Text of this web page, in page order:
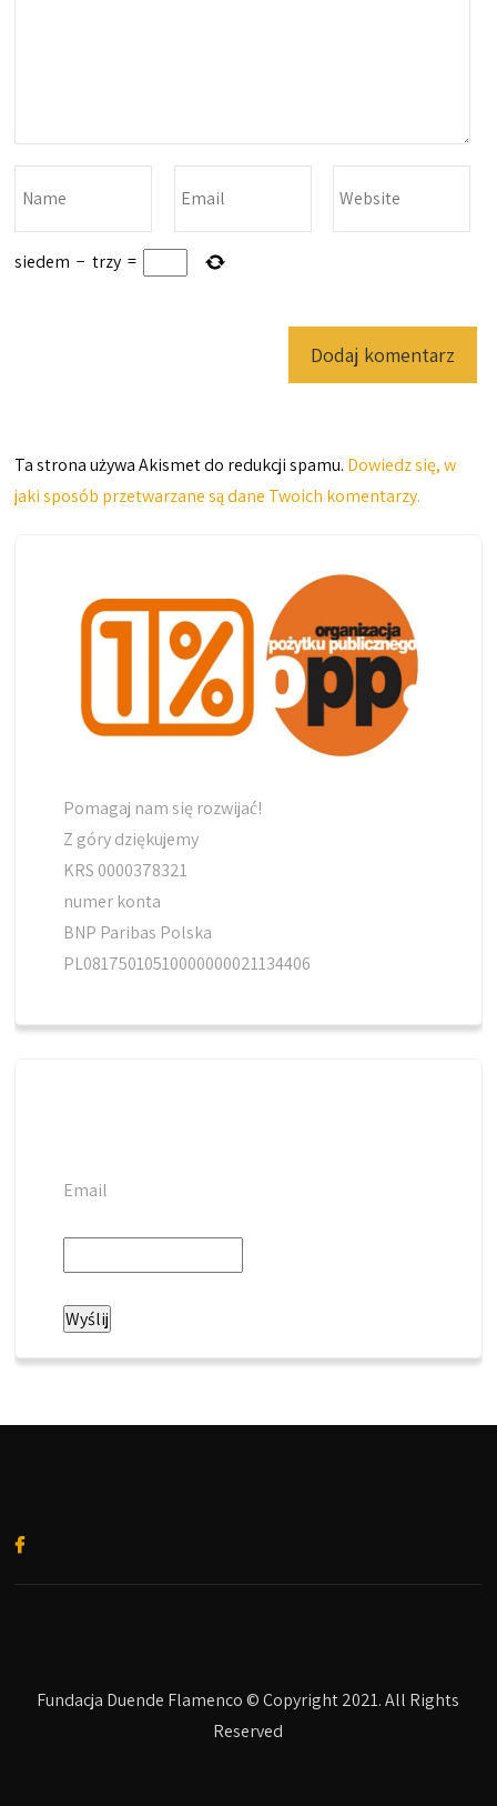
siedem − trzy =
Ta strona używa Akismet do redukcji spamu. Dowiedz się, w
jaki sposób przetwarzane są dane Twoich komentarzy.
Pomagaj nam się rozwijać!
Z góry dziękujemy
KRS 0000378321
numer konta
BNP Paribas Polska
PL08175010510000000021134406
Email
Fundacja Duende Flamenco © Copyright 2021. All Rights
Reserved